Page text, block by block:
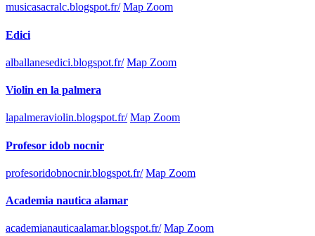
musicasacralc.blogspot.fr/ Map Zoom
Edici
alballanesedici.blogspot.fr/ Map Zoom
Violin en la palmera
lapalmeraviolin.blogspot.fr/ Map Zoom
Profesor idob nocnir
profesoridobnocnir.blogspot.fr/ Map Zoom
Academia nautica alamar
academianauticaalamar.blogspot.fr/ Map Zoom